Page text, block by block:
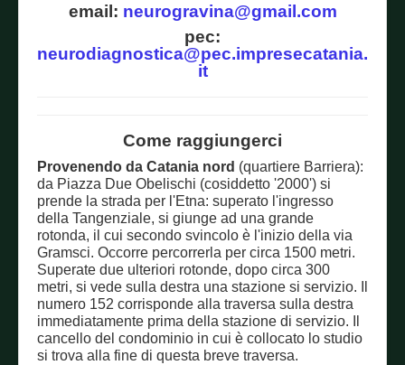
email: neurogravina@gmail.com
pec:
neurodiagnostica@pec.impresecatania.
it
Come raggiungerci
Provenendo da Catania nord (quartiere Barriera):
da Piazza Due Obelischi (cosiddetto '2000') si
prende la strada per l'Etna: superato l'ingresso
della Tangenziale, si giunge ad una grande
rotonda, il cui secondo svincolo è l'inizio della via
Gramsci. Occorre percorrerla per circa 1500 metri.
Superate due ulteriori rotonde, dopo circa 300
metri, si vede sulla destra una stazione si servizio. Il
numero 152 corrisponde alla traversa sulla destra
immediatamente prima della stazione di servizio. Il
cancello del condominio in cui è collocato lo studio
si trova alla fine di questa breve traversa.